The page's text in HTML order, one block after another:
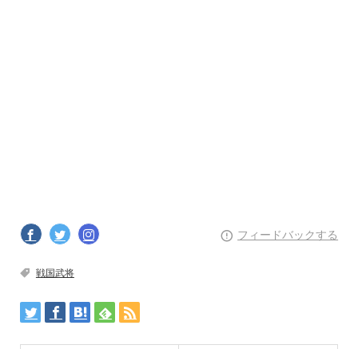
フィードバックする
戦国武将